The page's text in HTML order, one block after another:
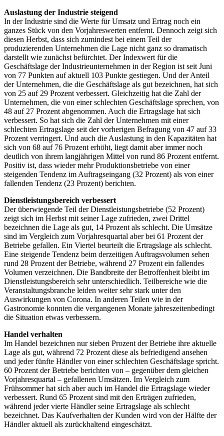
Auslastung der Industrie steigend
In der Industrie sind die Werte für Umsatz und Ertrag noch ein
ganzes Stück von den Vorjahreswerten entfernt. Dennoch zeigt sich
diesen Herbst, dass sich zumindest bei einem Teil der
produzierenden Unternehmen die Lage nicht ganz so dramatisch
darstellt wie zunächst befürchtet. Der Indexwert für die
Geschäftslage der Industrieunternehmen in der Region ist seit Juni
von 77 Punkten auf aktuell 103 Punkte gestiegen. Und der Anteil
der Unternehmen, die die Geschäftslage als gut bezeichnen, hat sich
von 25 auf 29 Prozent verbessert. Gleichzeitig hat die Zahl der
Unternehmen, die von einer schlechten Geschäftslage sprechen, von
48 auf 27 Prozent abgenommen. Auch die Ertragslage hat sich
verbessert. So hat sich die Zahl der Unternehmen mit einer
schlechten Ertragslage seit der vorherigen Befragung von 47 auf 33
Prozent verringert. Und auch die Auslastung in den Kapazitäten hat
sich von 68 auf 76 Prozent erhöht, liegt damit aber immer noch
deutlich von ihrem langjährigen Mittel von rund 86 Prozent entfernt.
Positiv ist, dass wieder mehr Produktionsbetriebe von einer
steigenden Tendenz im Auftragseingang (32 Prozent) als von einer
fallenden Tendenz (23 Prozent) berichten.
Dienstleistungsbereich verbessert
Der überwiegende Teil der Dienstleistungsbetriebe (52 Prozent)
zeigt sich im Herbst mit seiner Lage zufrieden, zwei Drittel
bezeichnen die Lage als gut, 14 Prozent als schlecht. Die Umsätze
sind im Vergleich zum Vorjahresquartal aber bei 61 Prozent der
Betriebe gefallen. Ein Viertel beurteilt die Ertragslage als schlecht.
Eine steigende Tendenz beim derzeitigen Auftragsvolumen sehen
rund 28 Prozent der Betriebe, während 27 Prozent ein fallendes
Volumen verzeichnen. Die Bandbreite der Betroffenheit bleibt im
Dienstleistungsbereich sehr unterschiedlich. Teilbereiche wie die
Veranstaltungsbranche leiden weiter sehr stark unter den
Auswirkungen von Corona. In anderen Teilen wie in der
Gastronomie konnten die vergangenen Monate jahreszeitenbedingt
die Situation etwas verbessern.
Handel verhalten
Im Handel bezeichnen nur sieben Prozent der Betriebe ihre aktuelle
Lage als gut, während 72 Prozent diese als befriedigend ansehen
und jeder fünfte Händler von einer schlechten Geschäftslage spricht.
60 Prozent der Betriebe berichten von – gegenüber dem gleichen
Vorjahresquartal – gefallenen Umsätzen. Im Vergleich zum
Frühsommer hat sich aber auch im Handel die Ertragslage wieder
verbessert. Rund 65 Prozent sind mit den Erträgen zufrieden,
während jeder vierte Händler seine Ertragslage als schlecht
bezeichnet. Das Kaufverhalten der Kunden wird von der Hälfte der
Händler aktuell als zurückhaltend eingeschätzt.